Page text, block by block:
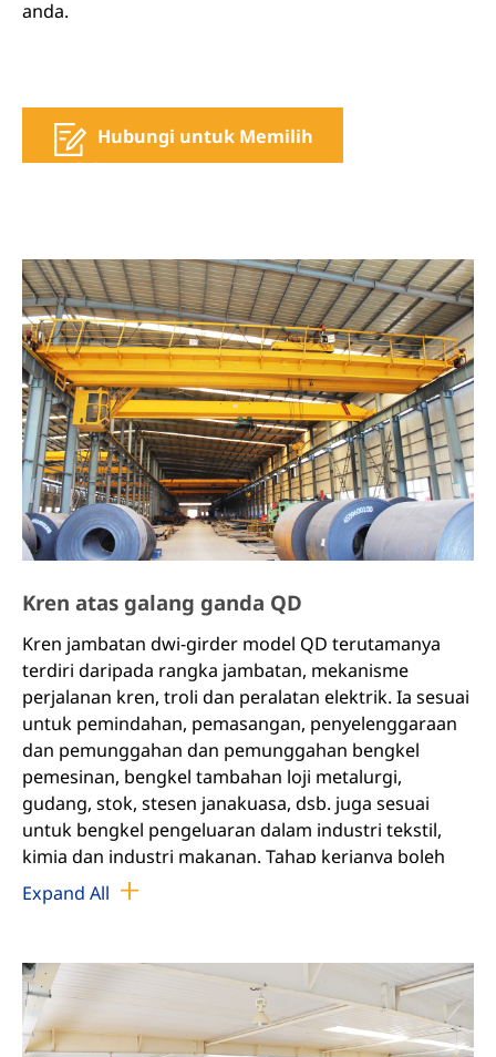
anda.
Hubungi untuk Memilih
Model
Kren atas galang ganda QD
Kren jambatan dwi-girder model QD terutamanya
terdiri daripada rangka jambatan, mekanisme
perjalanan kren, troli dan peralatan elektrik. Ia sesuai
untuk pemindahan, pemasangan, penyelenggaraan
dan pemunggahan dan pemunggahan bengkel
pemesinan, bengkel tambahan loji metalurgi,
gudang, stok, stesen janakuasa, dsb. juga sesuai
untuk bengkel pengeluaran dalam industri tekstil,
kimia dan industri makanan. Tahap kerjanya boleh
dibahagikan kepada ringan, sederhana dan berat
mengikut kekerapan penggunaan. Suhu persekitaran
dalam persekitaran media yang mudah terbakar,
mudah meletup dan menghakis.
Expand All